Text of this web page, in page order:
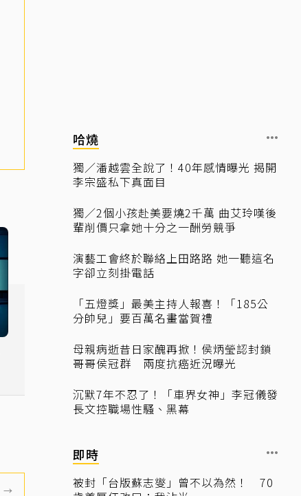
→
哈燒
獨／潘越雲全說了！40年感情曝光 揭開
李宗盛私下真面目
獨／2個小孩赴美要燒2千萬 曲艾玲嘆後
輩削價只拿她十分之一酬勞競爭
演藝工會終於聯絡上田路路 她一聽這名
字卻立刻掛電話
「五燈獎」最美主持人報喜！「185公
分帥兒」要百萬名畫當賀禮
母親病逝昔日家醜再掀！侯炳瑩認封鎖
哥哥侯冠群 兩度抗癌近況曝光
沉默7年不忍了！「車界女神」李冠儀發
長文控職場性騷、黑幕
即時
被封「台版蘇志燮」曾不以為然！ 70